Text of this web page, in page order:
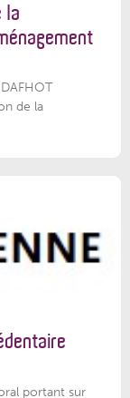
la
de la
portant sur